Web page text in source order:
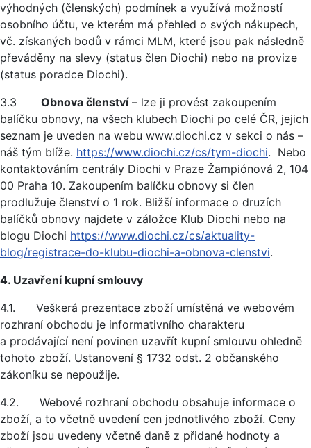
výhodných (členských) podmínek a využívá možností
osobního účtu, ve kterém má přehled o svých nákupech,
vč. získaných bodů v rámci MLM, které jsou pak následně
převáděny na slevy (status člen Diochi) nebo na provize
(status poradce Diochi).
3.3 Obnova členství– lze ji provést zakoupením
balíčku obnovy, na všech klubech Diochi po celé ČR, jejich
seznam je uveden na webu www.diochi.cz v sekci o nás –
náš tým blíže. https://www.diochi.cz/cs/tym-diochi. Nebo
kontaktováním centrály Diochi v Praze Žampiónová 2, 104
00 Praha 10. Zakoupením balíčku obnovy si člen
prodlužuje členství o 1 rok. Bližší informace o druzích
balíčků obnovy najdete v záložce Klub Diochi nebo na
blogu Diochi https://www.diochi.cz/cs/aktuality-
blog/registrace-do-klubu-diochi-a-obnova-clenstvi.
4. Uzavření kupní smlouvy
4.1. Veškerá prezentace zboží umístěná ve webovém
rozhraní obchodu je informativního charakteru
a prodávající není povinen uzavřít kupní smlouvu ohledně
tohoto zboží. Ustanovení § 1732 odst. 2 občanského
zákoníku se nepoužije.
4.2. Webové rozhraní obchodu obsahuje informace o
zboží, a to včetně uvedení cen jednotlivého zboží. Ceny
zboží jsou uvedeny včetně daně z přidané hodnoty a